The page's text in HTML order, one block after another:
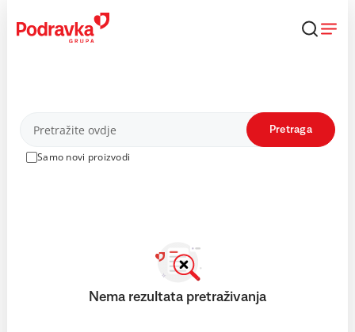
content
Proizvodi
Samo novi proizvodi
Pretraga
Nema rezultata pretraživanja